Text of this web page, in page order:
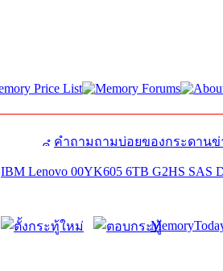
คำถามถามบ่อยของกระดานข่
IBM Lenovo 00YK605 6TB G2HS SAS